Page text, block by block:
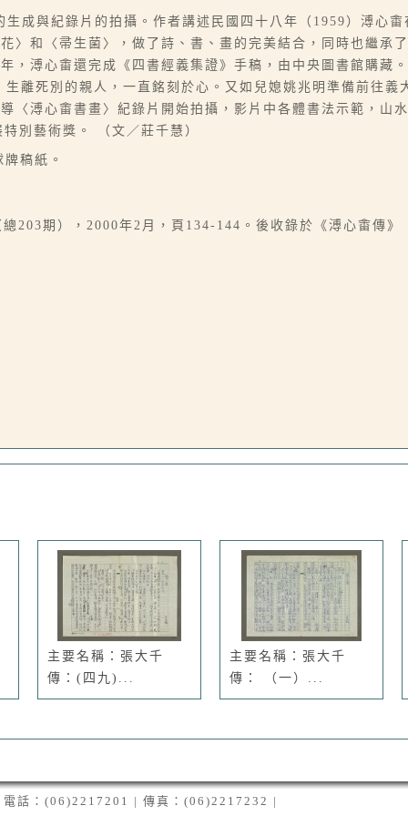
成與紀錄片的拍攝。作者講述民國四十八年（1959）溥心
〉和〈帚生菌〉，做了詩、書、畫的完美結合，同時也繼承
，溥心畬還完成《四書經義集證》手稿，由中央圖書館購藏
離死別的親人，一直銘刻於心。又如兒媳姚兆明準備前往義
〈溥心畬書畫〉紀錄片開始拍攝，影片中各體書法示範，山
別藝術獎。 （文／莊千慧）
稿紙。
203期），2000年2月，頁134-144。後收錄於《溥心畬傳
主要名稱：張大千
傳：(四九)...
主要名稱：張大千
傳： （一）...
電話：(06)2217201 | 傳真：(06)2217232 |